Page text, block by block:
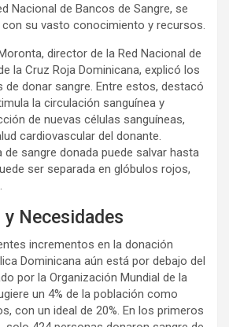
Nacional de Bancos de Sangre, se
su vasto conocimiento y recursos.
director de la Red Nacional de
la Cruz Roja Dominicana, explicó los
de donar sangre. Entre estos, destacó
la circulación sanguínea y
de nuevas células sanguíneas,
cardiovascular del donante.
de sangre donada puede salvar hasta
ser separada en glóbulos rojos,
Necesidades
incrementos en la donación
Dominicana aún está por debajo del
por la Organización Mundial de la
un 4% de la población como
con un ideal de 20%. En los primeros